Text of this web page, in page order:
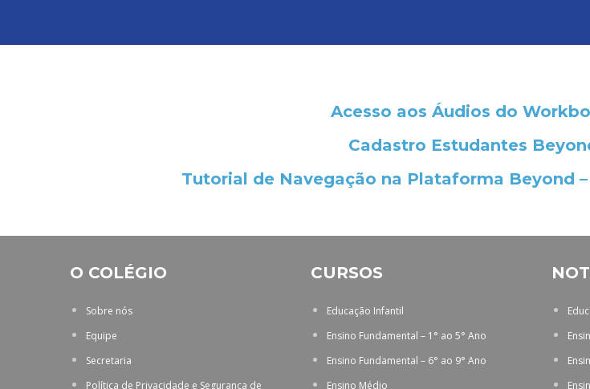
Acesso aos Áudios do
Cadastro Estudantes
Tutorial de Navegação na Plataforma Beyond
O COLÉGIO
Sobre nós
Equipe
Secretaria
Política de Privacidade e Segurança de
CURSOS
Educação Infantil
Ensino Fundamental – 1° ao 5° Ano
Ensino Fundamental – 6° ao 9° Ano
Ensino Médio